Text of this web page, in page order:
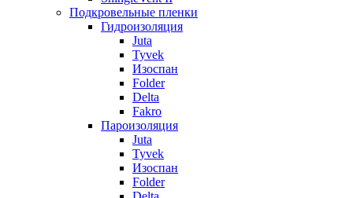
Подкровельные пленки
Гидроизоляция
Juta
Tyvek
Изоспан
Folder
Delta
Fakro
Пароизоляция
Juta
Tyvek
Изоспан
Folder